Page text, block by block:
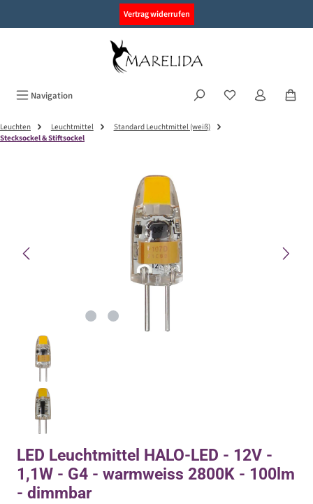
Vertrag widerrufen
Navigation
Leuchten Leuchtmittel
Standard Leuchtmittel (weiß)
Stecksockel & Stiftsockel
LED Leuchtmittel HALO-LED - 12V -
1,1W - G4 - warmweiss 2800K - 100lm
- dimmbar